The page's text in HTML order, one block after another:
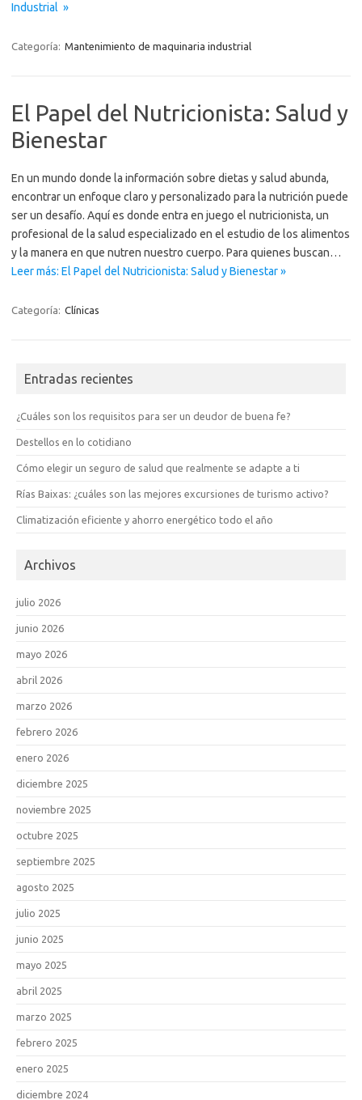
Industrial »
Categoría: Mantenimiento de maquinaria industrial
El Papel del Nutricionista: Salud y
Bienestar
En un mundo donde la información sobre dietas y salud abunda,
encontrar un enfoque claro y personalizado para la nutrición puede
ser un desafío. Aquí es donde entra en juego el nutricionista, un
profesional de la salud especializado en el estudio de los alimentos
y la manera en que nutren nuestro cuerpo. Para quienes buscan…
Leer más: El Papel del Nutricionista: Salud y Bienestar »
Categoría: Clínicas
Entradas recientes
¿Cuáles son los requisitos para ser un deudor de buena fe?
Destellos en lo cotidiano
Cómo elegir un seguro de salud que realmente se adapte a ti
Rías Baixas: ¿cuáles son las mejores excursiones de turismo activo?
Climatización eficiente y ahorro energético todo el año
Archivos
julio 2026
junio 2026
mayo 2026
abril 2026
marzo 2026
febrero 2026
enero 2026
diciembre 2025
noviembre 2025
octubre 2025
septiembre 2025
agosto 2025
julio 2025
junio 2025
mayo 2025
abril 2025
marzo 2025
febrero 2025
enero 2025
diciembre 2024